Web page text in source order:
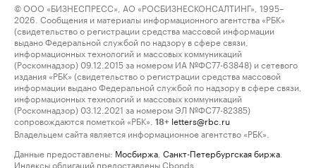
© ООО «БИЗНЕСПРЕСС», АО «РОСБИЗНЕСКОНСАЛТИНГ», 1995–
2026. Сообщения и материалы информационного агентства «РБК»
(свидетельство о регистрации средства массовой информации
выдано Федеральной службой по надзору в сфере связи,
информационных технологий и массовых коммуникаций
(Роскомнадзор) 09.12.2015 за номером ИА №ФС77-63848) и сетевого
издания «РБК» (свидетельство о регистрации средства массовой
информации выдано Федеральной службой по надзору в сфере связи,
информационных технологий и массовых коммуникаций
(Роскомнадзор) 03.12.2021 за номером ЭЛ №ФС77-82385)
сопровождаются пометкой «РБК».
18+ letters@rbc.ru
Владельцем сайта является информационное агентство «РБК».
Данные предоставлены: Мосбиржа Санкт-Петербургская биржа
Индексы облигаций предоставлены Cbonds.